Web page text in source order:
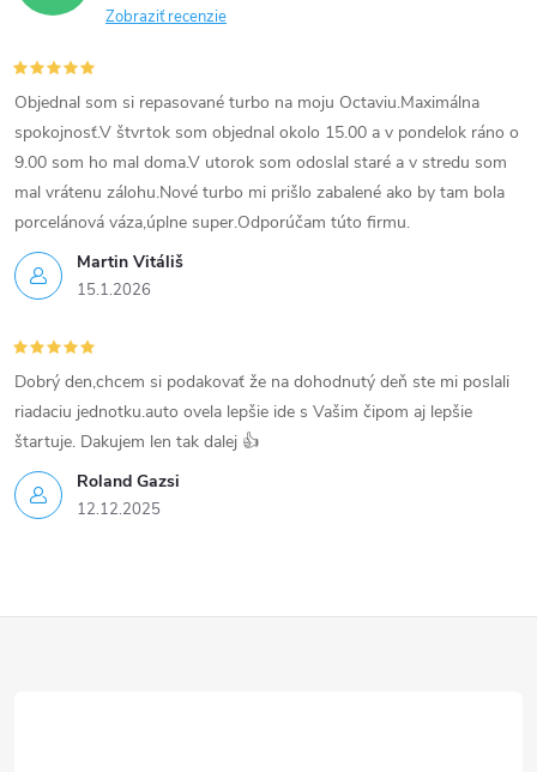
v
k
y
v
ý
p
s
u
Zobraziť recenzie
Martin Vitáliš
15.1.2026
Objednal som si repasované turbo na moju Octaviu.Maximálna
spokojnosť.V štvrtok som objednal okolo 15.00 a v pondelok ráno o
9.00 som ho mal doma.V utorok som odoslal staré a v stredu som
mal vrátenu zálohu.Nové turbo mi prišlo zabalené ako by tam bola
porcelánová váza,úplne super.Odporúčam túto firmu.
Roland Gazsi
12.12.2025
Dobrý den,chcem si podakovať že na dohodnutý deň ste mi poslali
riadaciu jednotku.auto ovela lepšie ide s Vašim čipom aj lepšie
štartuje. Dakujem len tak dalej 👍